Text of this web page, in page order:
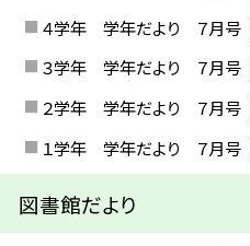
４学年 学年だより ７月号
３学年 学年だより ７月号
２学年 学年だより ７月号
１学年 学年だより ７月号
図書館だより